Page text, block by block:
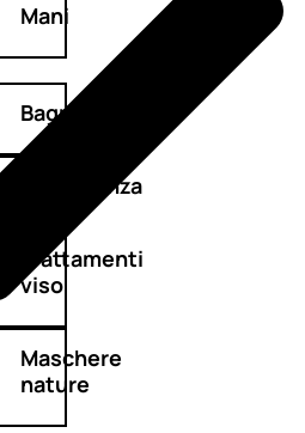
Mani
Bagno
Detergenza
Trattamenti
viso
Maschere
nature